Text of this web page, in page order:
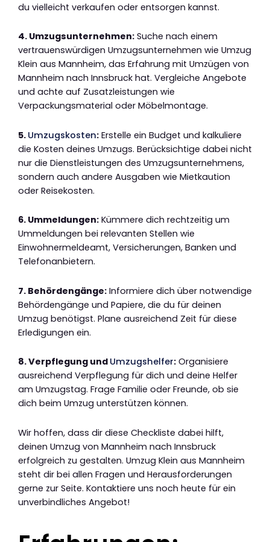
du vielleicht verkaufen oder entsorgen kannst.
4. Umzugsunternehmen: Suche nach einem
vertrauenswürdigen Umzugsunternehmen wie Umzug
Klein aus Mannheim, das Erfahrung mit Umzügen von
Mannheim nach Innsbruck hat. Vergleiche Angebote
und achte auf Zusatzleistungen wie
Verpackungsmaterial oder Möbelmontage.
5. Umzugskosten: Erstelle ein Budget und kalkuliere
die Kosten deines Umzugs. Berücksichtige dabei nicht
nur die Dienstleistungen des Umzugsunternehmens,
sondern auch andere Ausgaben wie Mietkaution
oder Reisekosten.
6. Ummeldungen: Kümmere dich rechtzeitig um
Ummeldungen bei relevanten Stellen wie
Einwohnermeldeamt, Versicherungen, Banken und
Telefonanbietern.
7. Behördengänge: Informiere dich über notwendige
Behördengänge und Papiere, die du für deinen
Umzug benötigst. Plane ausreichend Zeit für diese
Erledigungen ein.
8. Verpflegung und Umzugshelfer: Organisiere
ausreichend Verpflegung für dich und deine Helfer
am Umzugstag. Frage Familie oder Freunde, ob sie
dich beim Umzug unterstützen können.
Wir hoffen, dass dir diese Checkliste dabei hilft,
deinen Umzug von Mannheim nach Innsbruck
erfolgreich zu gestalten. Umzug Klein aus Mannheim
steht dir bei allen Fragen und Herausforderungen
gerne zur Seite. Kontaktiere uns noch heute für ein
unverbindliches Angebot!